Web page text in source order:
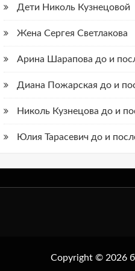
Дети Николь Кузнецовой
Жена Сергея Светлакова
Арина Шарапова до и
Диана Пожарская до и
Николь Кузнецова до и
Юлия Тарасевич до и
Copyright © 2026